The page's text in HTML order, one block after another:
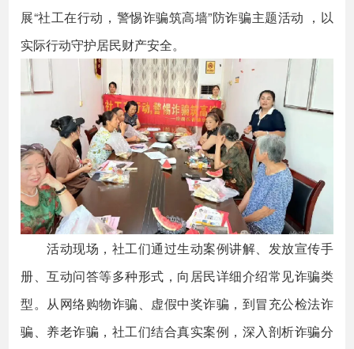
展“社工在行动，警惕诈骗筑高墙”防诈骗主题活动 ，以
实际行动守护居民财产安全。
活动现场，社工们通过生动案例讲解、发放宣传手
册、互动问答等多种形式，向居民详细介绍常见诈骗类
型。从网络购物诈骗、虚假中奖诈骗，到冒充公检法诈
骗、养老诈骗，社工们结合真实案例，深入剖析诈骗分